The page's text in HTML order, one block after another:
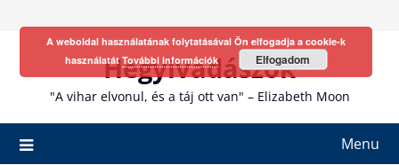
Hegyivadászok
"A vihar elvonul, és a táj ott van" – Elizabeth Moon
Menu
A weboldal használatának folytatásával Ön elfogadja a cookie-k
használatátTovábbi információk Elfogadom